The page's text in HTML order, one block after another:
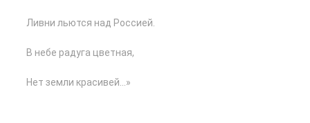
Ливни льются над Россией.
В небе радуга цветная,
Нет земли красивей…»